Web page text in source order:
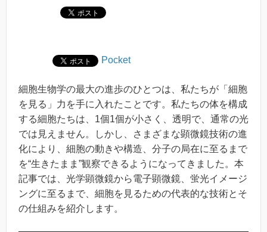
Pocket
細胞生物学の最大の進歩のひとつは、私たちが「細胞
を見る」力を手に入れたことです。私たちの体を構成
する細胞たちは、1個1個が小さく、透明で、通常の光
では見えません。しかし、さまざまな顕微鏡技術の進
化により、細胞の動きや構造、分子の局在に至るまで
を“生きたまま”観察できるようになってきました。本
記事では、光学顕微鏡から電子顕微鏡、蛍光イメージ
ングに至るまで、細胞を見るための代表的な技術とそ
の仕組みを紹介します。